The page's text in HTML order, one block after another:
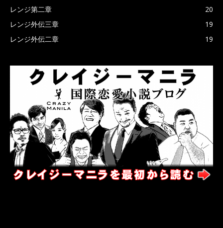
レンジ第二章
20
レンジ外伝三章
19
レンジ外伝二章
19